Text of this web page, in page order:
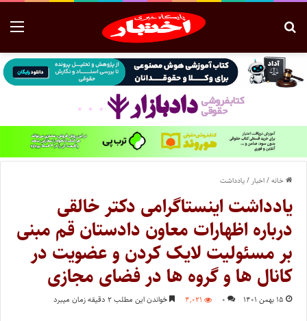
خانه/اخبار /یادداشت
یادداشت اینستاگرامی دکتر خالقی
درباره اظهارات معاون دادستان قم مبنی
بر مسئولیت لایک کردن و عضویت در
کانال ها و گروه ها در فضای مجازی
۱۵ بهمن ۱۴۰۱ ۰ ۴,۰۲۱ خواندن این مطلب ۲ دقیقه زمان میبرد